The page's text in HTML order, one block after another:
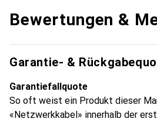
Bewertungen &
Garantie- &
Garantiefallquote
So oft weist ein Produkt dieser
«Netzwerkkabel» innerhalb der